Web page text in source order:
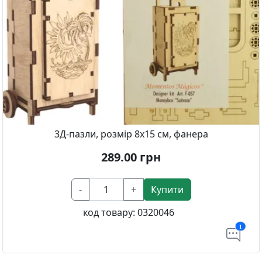
3Д-пазли, розмір 8х15 см, фанера
289.00 грн
- +
Купити
код товару: 0320046
1